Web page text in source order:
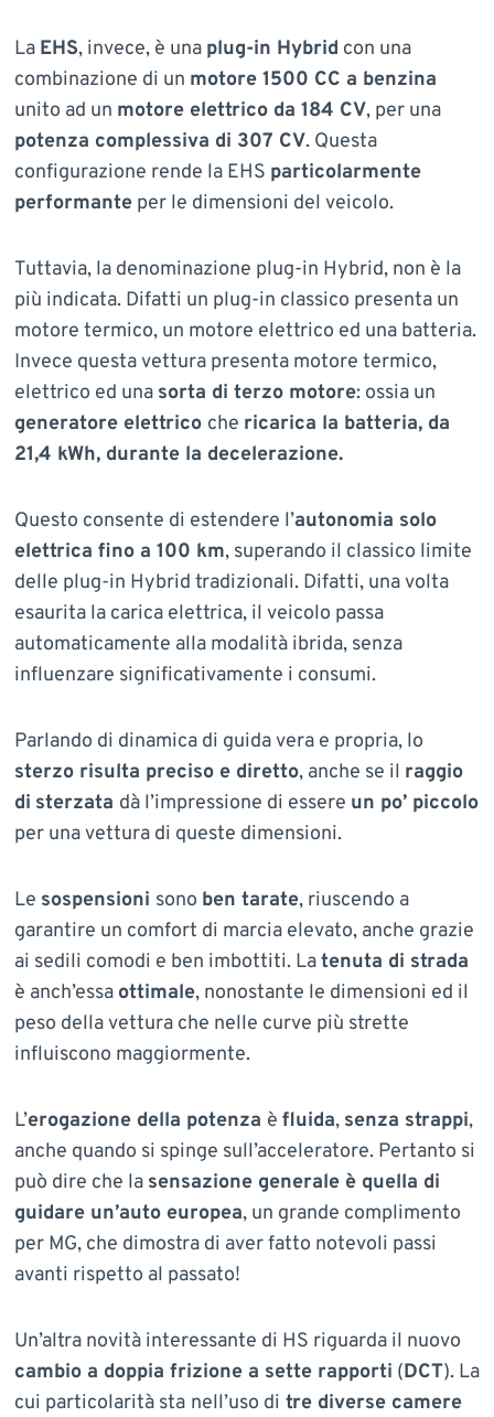
La EHS, invece, è una plug-in Hybrid con una
combinazione di un motore 1500 CC a benzina
unito ad un motore elettrico da 184 CV, per una
potenza complessiva di 307 CV. Questa
configurazione rende la EHS particolarmente
performanteper le dimensioni del veicolo.
Tuttavia, la denominazione plug-in Hybrid, non è la
più indicata. Difatti un plug-in classico presenta un
motore termico, un motore elettrico ed una batteria.
Invece questa vettura presenta motore termico,
elettrico ed una sorta di terzo motore: ossia un
generatore elettrico che ricarica la batteria, da
21,4 kWh, durante la decelerazione.
Questo consente di estendere l’autonomia solo
elettrica fino a 100 km, superando il classico limite
delle plug-in Hybrid tradizionali. Difatti, una volta
esaurita la carica elettrica, il veicolo passa
automaticamente alla modalità ibrida, senza
influenzare significativamente i consumi.
Parlando di dinamica di guida vera e propria, lo
sterzo risulta preciso e diretto, anche se il raggio
di sterzata dà l’impressione di essere un po’ piccolo
per una vettura di queste dimensioni.
Le sospensioni sono ben tarate, riuscendo a
garantire un comfort di marcia elevato, anche grazie
ai sedili comodi e ben imbottiti. Latenuta di strada
è anch’essa ottimale, nonostante le dimensioni ed il
peso della vettura che nelle curve più strette
influiscono maggiormente.
L’erogazione della potenza è fluida, senza strappi,
anche quando si spinge sull’acceleratore. Pertanto si
può dire che la sensazione generale è quella di
guidare un’auto europea, un grande complimento
per MG, che dimostra di aver fatto notevoli passi
avanti rispetto al passato!
Un’altra novità interessante di HS riguarda il nuovo
cambio a doppia frizione a sette rapporti (DCT). La
cui particolarità sta nell’uso di tre diverse camere